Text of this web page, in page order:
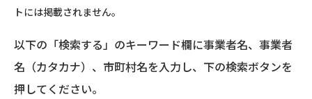
トには掲載されません。
以下の「検索する」のキーワード欄に事業者名、事業者
名（カタカナ）、市町村名を入力し、下の検索ボタンを
押してください。